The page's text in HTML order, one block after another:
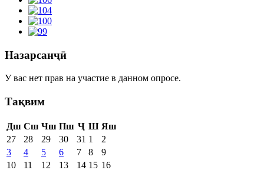
Назарсанҷӣ
У вас нет прав на участие в данном опросе.
Тақвим
Дш Сш Чш Пш Ҷ Ш Яш
27
28 29 30 31 1
2
3
4 5 6 7 8
9
10
11 12 13 14 15 16